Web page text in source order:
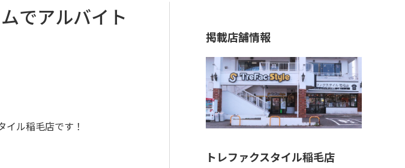
でアルバイト
ル稲毛店です！
掲載店舗情報
トレファクスタイル稲毛店